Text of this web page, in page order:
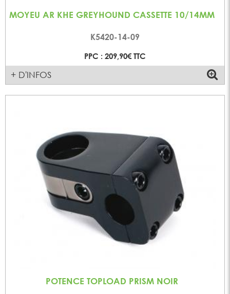
MOYEU AR KHE GREYHOUND CASSETTE 10/14MM
K5420-14-09
PPC : 209,90€ TTC
+ D'INFOS
POTENCE TOPLOAD PRISM NOIR